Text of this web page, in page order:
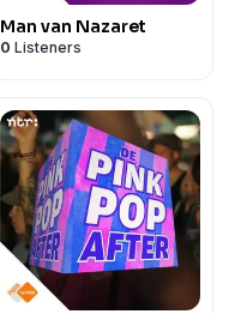
Man van Nazaret
0 Listeners